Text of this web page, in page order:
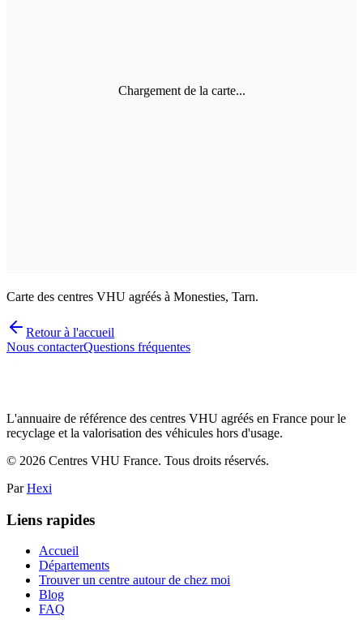
Chargement de la carte...
Carte des centres VHU agréés à Monesties, Tarn.
Retour à l'accueil
Nous contacterQuestions fréquentes
L'annuaire de référence des centres VHU agréés en France pour le
recyclage et la valorisation des véhicules hors d'usage.
© 2026 Centres VHU France. Tous droits réservés.
Par Hexi
Liens rapides
Accueil
Départements
Trouver un centre autour de chez moi
Blog
FAQ